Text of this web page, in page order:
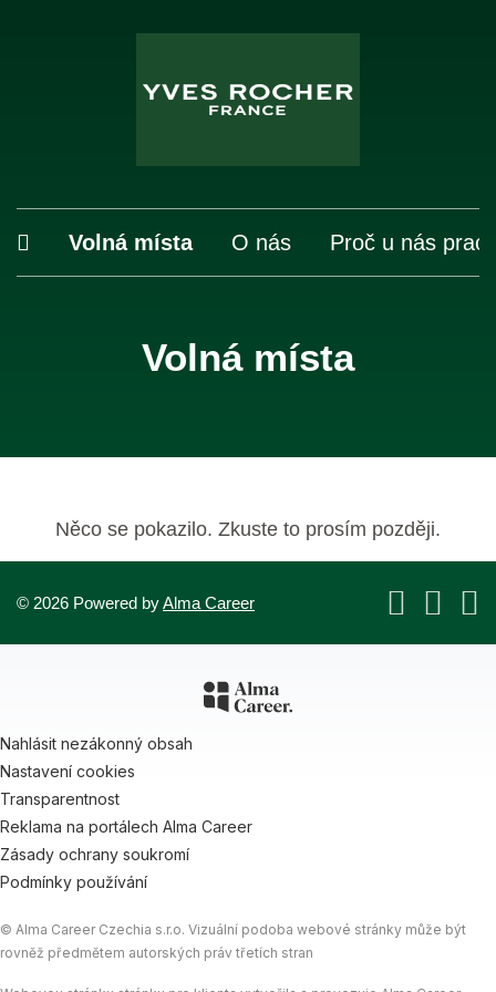
Volná místa O nás Proč u nás
Volná místa
Něco se pokazilo. Zkuste to prosím později.
© 2026 Powered byAlma Career
Nahlásit nezákonný obsah
Nastavení cookies
Transparentnost
Reklama na portálech Alma Career
Zásady ochrany soukromí
Podmínky používání
© Alma Career Czechia s.r.o. Vizuální podoba webové stránky může být
rovněž předmětem autorských práv třetích stran